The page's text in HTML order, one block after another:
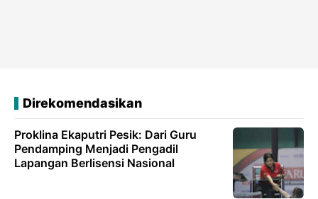
Direkomendasikan
Proklina Ekaputri Pesik: Dari Guru
Pendamping Menjadi Pengadil
Lapangan Berlisensi Nasional